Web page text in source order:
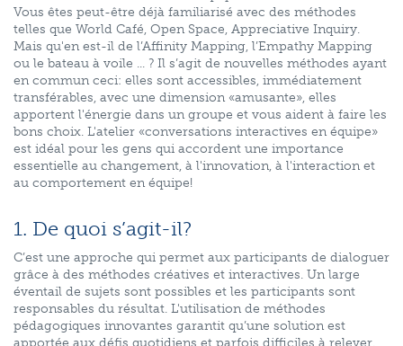
Vous êtes peut-être déjà familiarisé avec des méthodes
telles que World Café, Open Space, Appreciative Inquiry.
Mais qu'en est-il de l’Affinity Mapping, l’Empathy Mapping
ou le bateau à voile ... ? Il s’agit de nouvelles méthodes ayant
en commun ceci: elles sont accessibles, immédiatement
transférables, avec une dimension «amusante», elles
apportent l'énergie dans un groupe et vous aident à faire les
bons choix. L'atelier «conversations interactives en équipe»
est idéal pour les gens qui accordent une importance
essentielle au changement, à l'innovation, à l'interaction et
au comportement en équipe!
1. De quoi s’agit-il?
C’est une approche qui permet aux participants de dialoguer
grâce à des méthodes créatives et interactives. Un large
éventail de sujets sont possibles et les participants sont
responsables du résultat. L'utilisation de méthodes
pédagogiques innovantes garantit qu’une solution est
apportée aux défis quotidiens et parfois difficiles à relever.